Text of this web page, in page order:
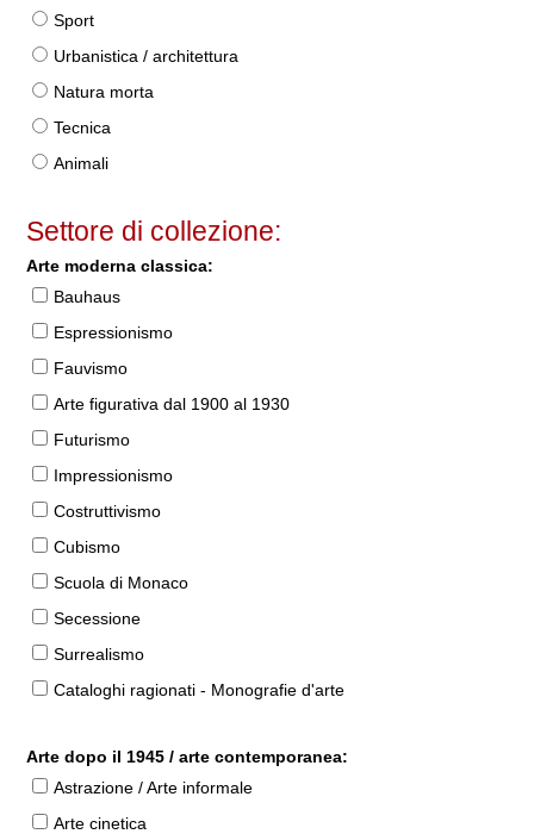
Sport
Urbanistica / architettura
Natura morta
Tecnica
Animali
Settore di collezione:
Arte moderna classica:
Bauhaus
Espressionismo
Fauvismo
Arte figurativa dal 1900 al 1930
Futurismo
Impressionismo
Costruttivismo
Cubismo
Scuola di Monaco
Secessione
Surrealismo
Cataloghi ragionati - Monografie d'arte
Arte dopo il 1945 / arte contemporanea:
Astrazione / Arte informale
Arte cinetica